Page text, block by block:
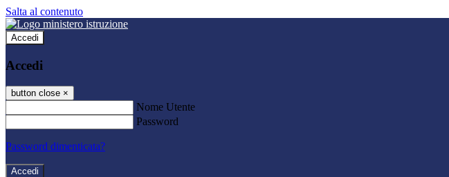
Salta al contenuto
Accedi
Accedi
button close ×
Nome Utente
Password
Password dimenticata?